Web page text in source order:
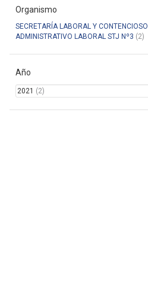
Organismo
SECRETARÍA LABORAL Y CONTENCIOSO
ADMINISTRATIVO LABORAL STJ Nº3 (2)
Año
2021 (2)